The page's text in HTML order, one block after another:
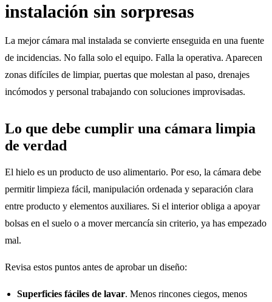
instalación sin sorpresas
La mejor cámara mal instalada se convierte enseguida en una fuente
de incidencias. No falla solo el equipo. Falla la operativa. Aparecen
zonas difíciles de limpiar, puertas que molestan al paso, drenajes
incómodos y personal trabajando con soluciones improvisadas.
Lo que debe cumplir una cámara limpia
de verdad
El hielo es un producto de uso alimentario. Por eso, la cámara debe
permitir limpieza fácil, manipulación ordenada y separación clara
entre producto y elementos auxiliares. Si el interior obliga a apoyar
bolsas en el suelo o a mover mercancía sin criterio, ya has empezado
mal.
Revisa estos puntos antes de aprobar un diseño:
Superficies fáciles de lavar. Menos rincones ciegos, menos